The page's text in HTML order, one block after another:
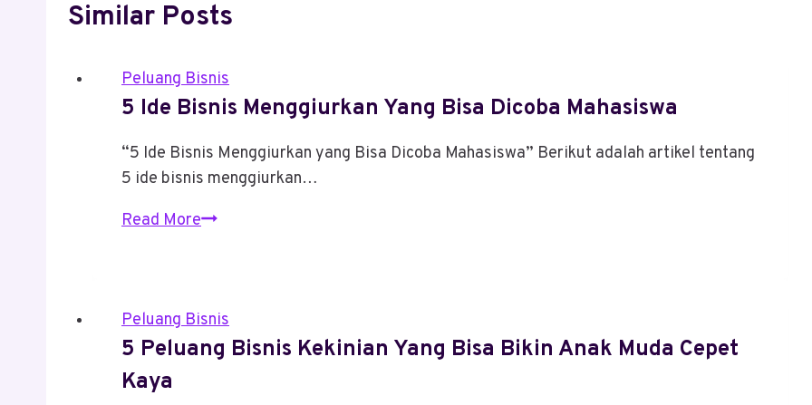
Similar Posts
Peluang Bisnis
5 Ide Bisnis Menggiurkan Yang Bisa Dicoba Mahasiswa
“5 Ide Bisnis Menggiurkan yang Bisa Dicoba Mahasiswa” Berikut adalah artikel tentang
5 ide bisnis menggiurkan…
Read More5
Yang
Bisa
Peluang Bisnis
5 Peluang Bisnis Kekinian Yang Bisa Bikin Anak Muda Cepet
Kaya